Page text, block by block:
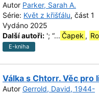
Autor Parker, Sarah A.
Série: Květ z křišťálu, část 1
Vydáno 2025
Další autoři: '; “... Čapek ,
E-kniha
Válka s Chtorr. Věc pro
Autor Gerrold, David, 1944-